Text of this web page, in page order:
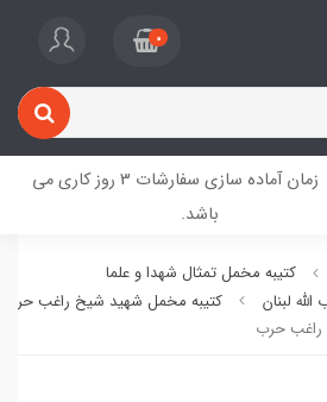
0
زمان آماده سازی سفارشات 3 روز کاری می
باشد.
کتیبه مخمل تمثال شهدا و علما
لبنان
کتیبه مخمل شهید شیخ راغب حرب
راغب حرب